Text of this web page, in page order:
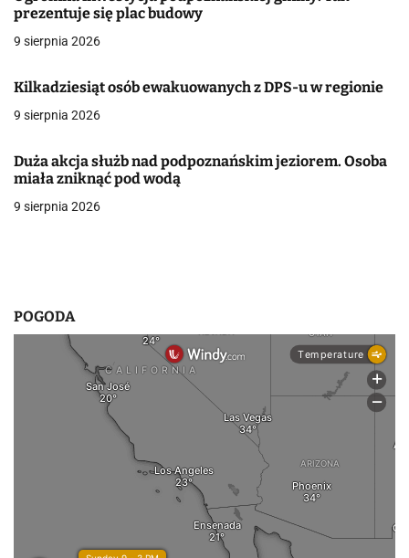
j
w
i
s
prezentuje się plac budowy
9 sierpnia 2026
Kilkadziesiąt osób ewakuowanych z DPS-u w regionie
9 sierpnia 2026
Duża akcja służb nad podpoznańskim jeziorem. Osoba
miała zniknąć pod wodą
9 sierpnia 2026
POGODA